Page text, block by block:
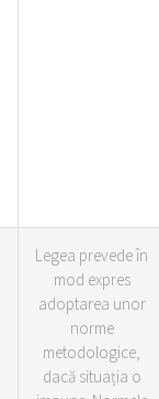
Legea prevede în
mod expres
adoptarea unor
norme
metodologice,
dacă situația o